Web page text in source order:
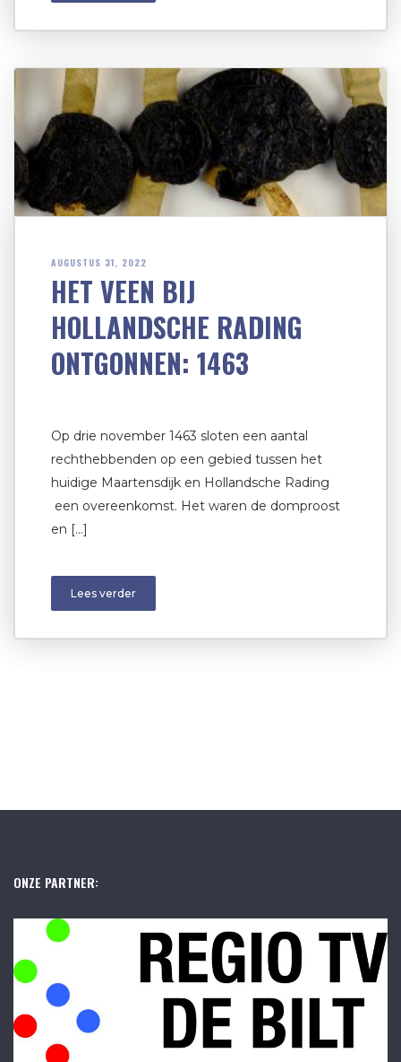
AUGUSTUS 31, 2022
HET VEEN BIJ
HOLLANDSCHE RADING
ONTGONNEN: 1463
Op drie november 1463 sloten een aantal
rechthebbenden op een gebied tussen het
huidige Maartensdijk en Hollandsche Rading
een overeenkomst. Het waren de domproost
en […]
Lees verder
ONZE PARTNER: